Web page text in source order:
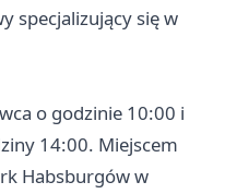
specjalizujący się w
o godzinie 10:00 i
14:00. Miejscem
Habsburgów w